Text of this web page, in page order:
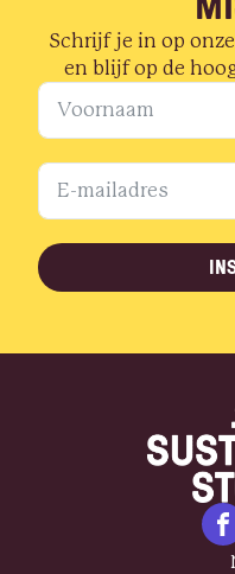
Schrijf je in op
en blijf op de